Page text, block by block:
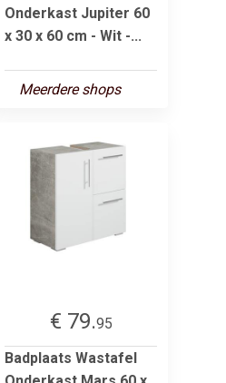
Onderkast Jupiter 60
x 30 x 60 cm - Wit -...
Meerdere shops
€ 79.95
Badplaats Wastafel